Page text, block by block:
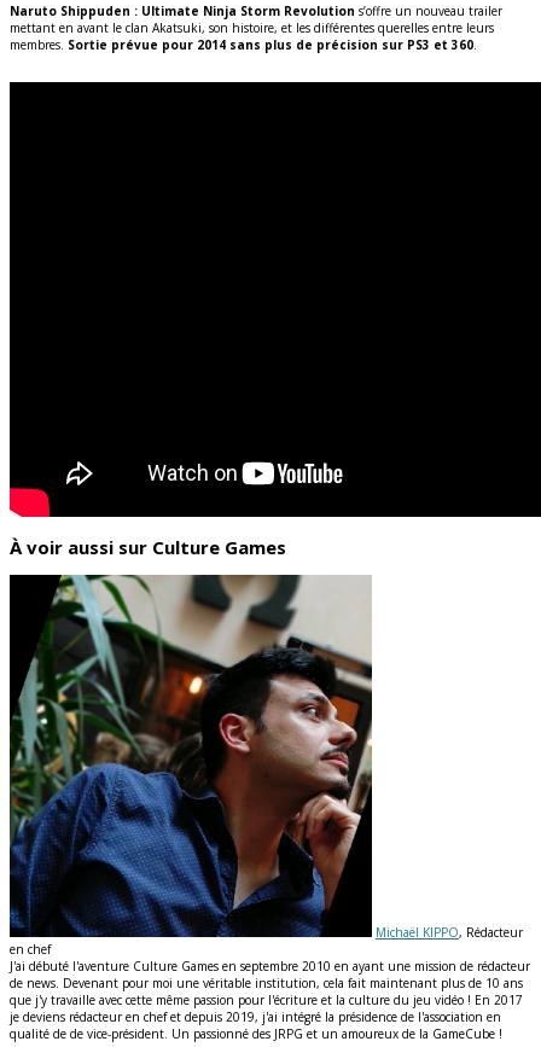
Naruto Shippuden : Ultimate Ninja Storm Revolution s’offre un nouveau trailer
mettant en avant le clan Akatsuki, son histoire, et les différentes querelles entre leurs
membres. Sortie prévue pour 2014 sans plus de précision sur PS3 et 360.
À voir aussi sur Culture Games
Michaël KIPPO, Rédacteur
en chef
J'ai débuté l'aventure Culture Games en septembre 2010 en ayant une mission de rédacteur
de news. Devenant pour moi une véritable institution, cela fait maintenant plus de 10 ans
que j'y travaille avec cette même passion pour l'écriture et la culture du jeu vidéo ! En 2017
je deviens rédacteur en chef et depuis 2019, j'ai intégré la présidence de l'association en
qualité de de vice-président. Un passionné des JRPG et un amoureux de la GameCube !